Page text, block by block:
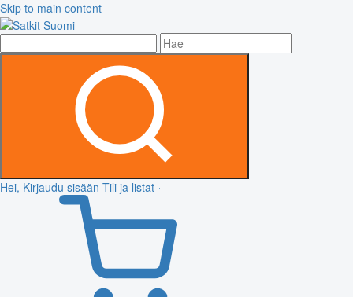
Skip to main content
Hei, Kirjaudu sisään Tili ja listat